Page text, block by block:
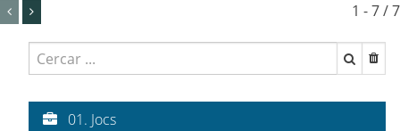
1 - 7 / 7
01. Jocs